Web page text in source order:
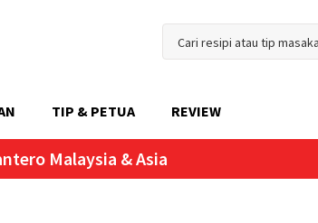
TIP & PETUA REVIEW
Malaysia & Asia